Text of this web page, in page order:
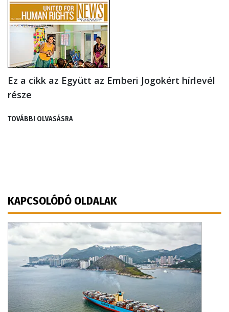
Ez a cikk az Együtt az Emberi Jogokért hírlevél
része
TOVÁBBI OLVASÁSRA
KAPCSOLÓDÓ OLDALAK